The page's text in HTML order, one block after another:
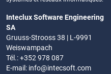
Inteclux Software Engineering
SA
Gruuss-Strooss 38 | L-9991
Weiswampach
Tél.: +352 978 087
E-mail: info@intecsoft.com